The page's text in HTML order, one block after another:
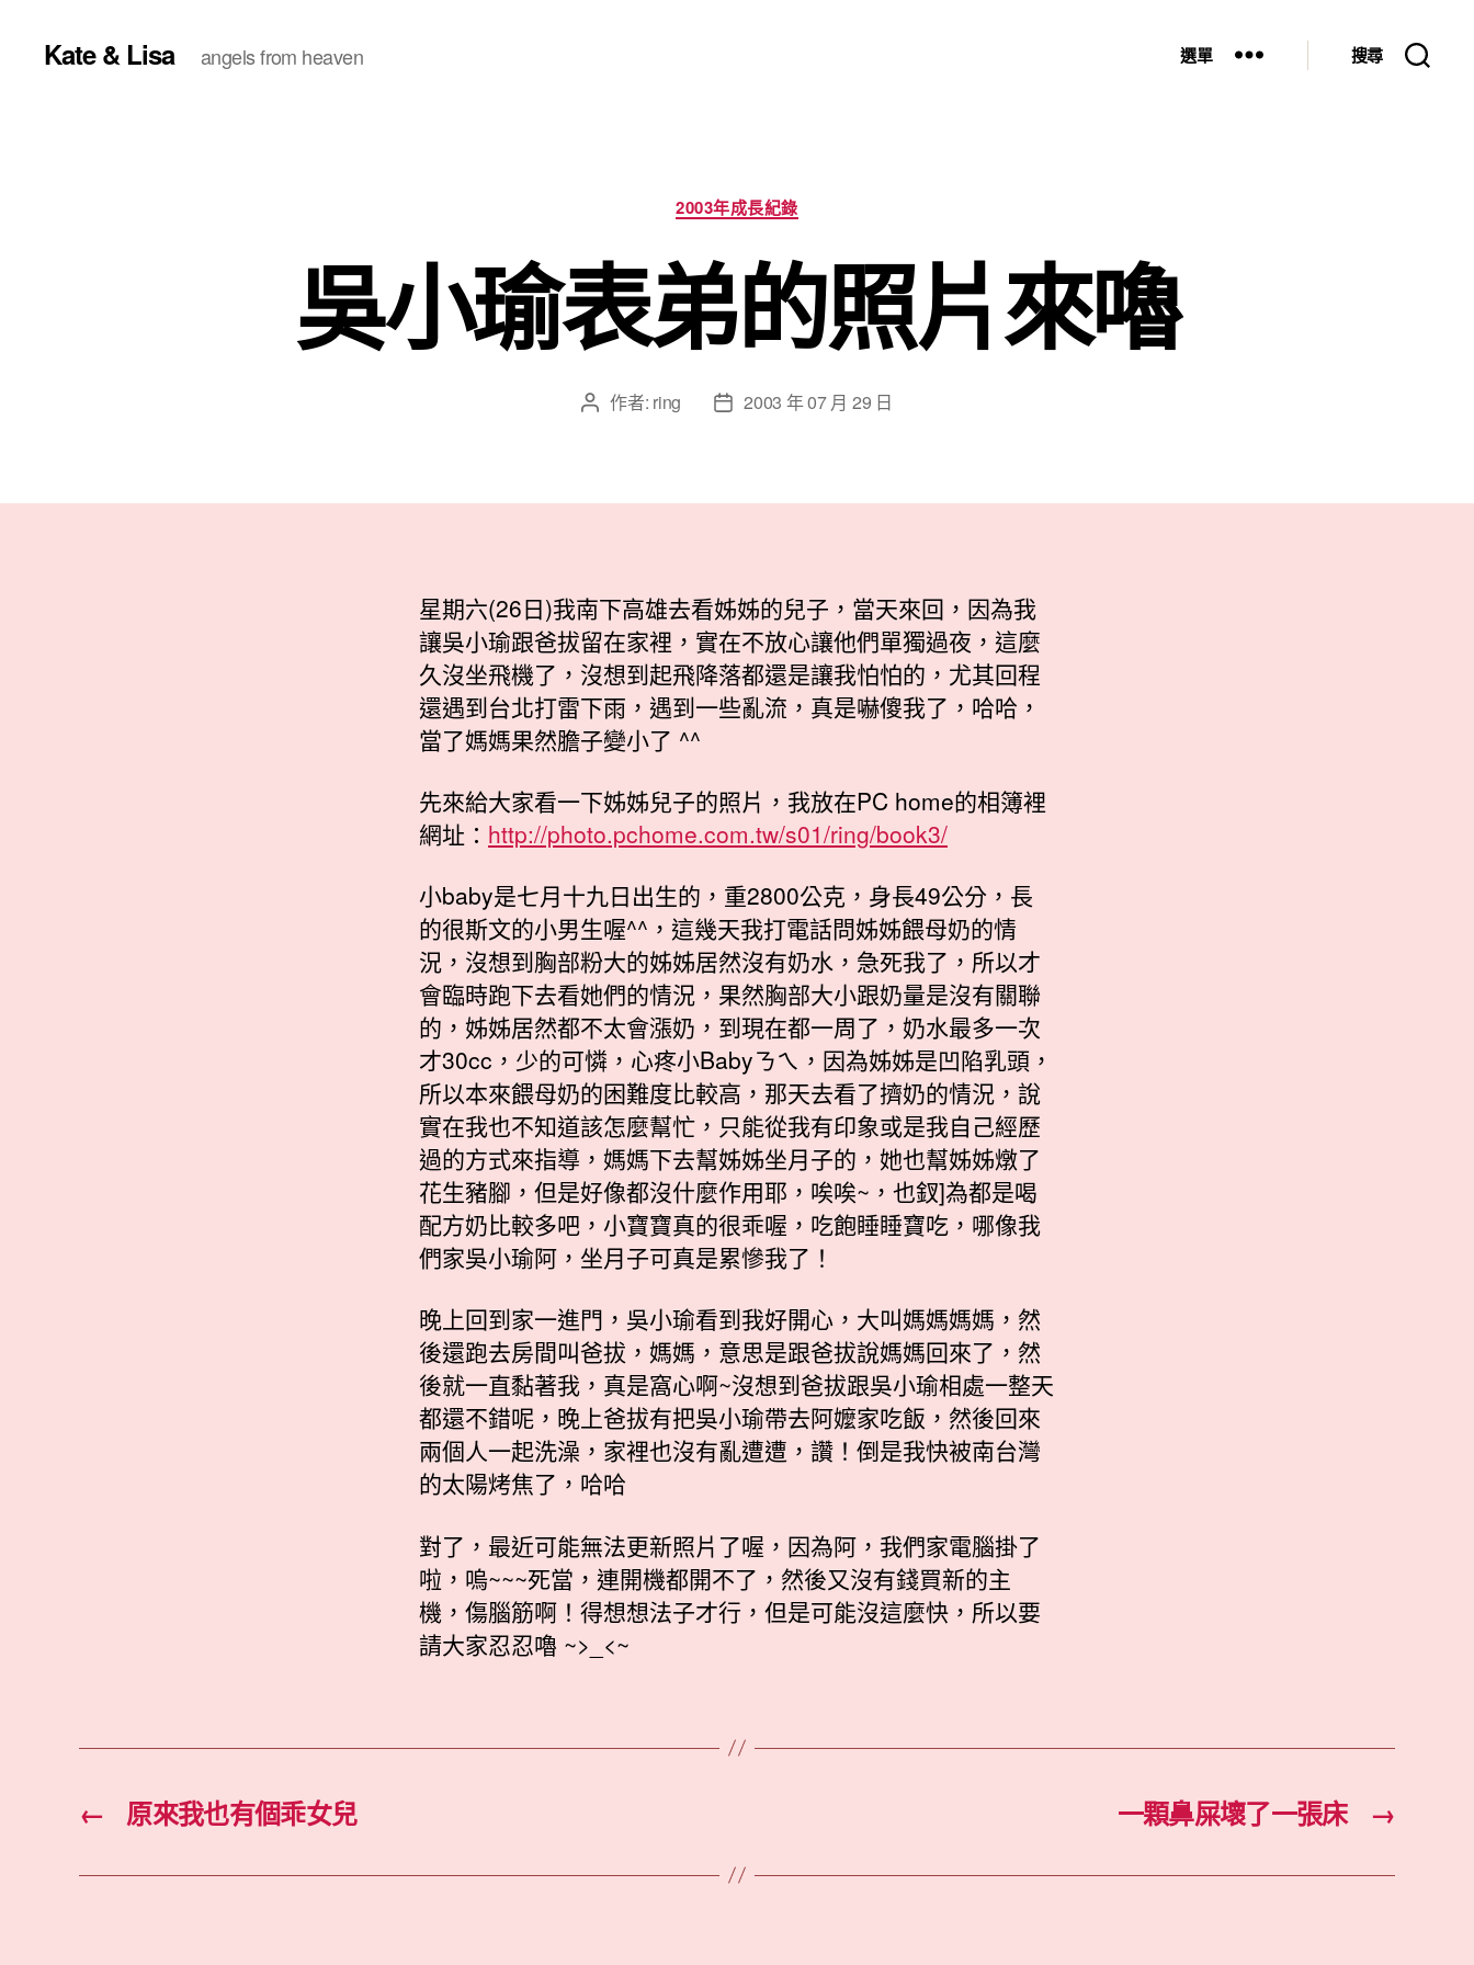
Kate & Lisa angels from heaven 選單 搜尋
分
類
2003年成長紀錄
吳小瑜表弟的照片來嚕
文 作者: ring
文
日
2003 年 07 月 29 日
星期六(26日)我南下高雄去看姊姊的兒子，當天來回，因為我
讓吳小瑜跟爸拔留在家裡，實在不放心讓他們單獨過夜，這麼
久沒坐飛機了，沒想到起飛降落都還是讓我怕怕的，尤其回程
還遇到台北打雷下雨，遇到一些亂流，真是嚇傻我了，哈哈，
當了媽媽果然膽子變小了 ^^
先來給大家看一下姊姊兒子的照片，我放在PC home的相簿裡
網址： http://photo.pchome.com.tw/s01/ring/book3/
小baby是七月十九日出生的，重2800公克，身長49公分，長
的很斯文的小男生喔^^，這幾天我打電話問姊姊餵母奶的情
況，沒想到胸部粉大的姊姊居然沒有奶水，急死我了，所以才
會臨時跑下去看她們的情況，果然胸部大小跟奶量是沒有關聯
的，姊姊居然都不太會漲奶，到現在都一周了，奶水最多一次
才30cc，少的可憐，心疼小Babyㄋㄟ，因為姊姊是凹陷乳頭，
所以本來餵母奶的困難度比較高，那天去看了擠奶的情況，說
實在我也不知道該怎麼幫忙，只能從我有印象或是我自己經歷
過的方式來指導，媽媽下去幫姊姊坐月子的，她也幫姊姊燉了
花生豬腳，但是好像都沒什麼作用耶，唉唉~，也釵]為都是喝
配方奶比較多吧，小寶寶真的很乖喔，吃飽睡睡寶吃，哪像我
們家吳小瑜阿，坐月子可真是累慘我了！
晚上回到家一進門，吳小瑜看到我好開心，大叫媽媽媽媽，然
後還跑去房間叫爸拔，媽媽，意思是跟爸拔說媽媽回來了，然
後就一直黏著我，真是窩心啊~沒想到爸拔跟吳小瑜相處一整天
都還不錯呢，晚上爸拔有把吳小瑜帶去阿嬤家吃飯，然後回來
兩個人一起洗澡，家裡也沒有亂遭遭，讚！倒是我快被南台灣
的太陽烤焦了，哈哈
對了，最近可能無法更新照片了喔，因為阿，我們家電腦掛了
啦，嗚~~~死當，連開機都開不了，然後又沒有錢買新的主
機，傷腦筋啊！得想想法子才行，但是可能沒這麼快，所以要
請大家忍忍嚕 ~>_<~
← 原來我也有個乖女兒 →
一顆鼻屎壞了一張床